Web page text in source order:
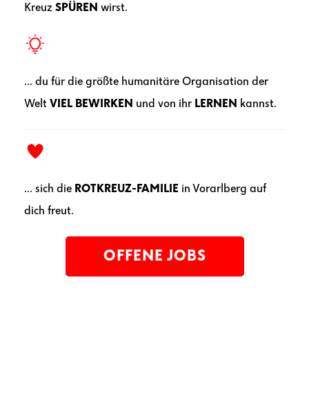
Kreuz SPÜREN wirst.
... du für die größte humanitäre Organisation der
Welt VIEL BEWIRKEN und von ihrLERNEN kannst.
... sich die ROTKREUZ-FAMILIE in Vorarlberg auf
dich freut.
OFFENE JOBS